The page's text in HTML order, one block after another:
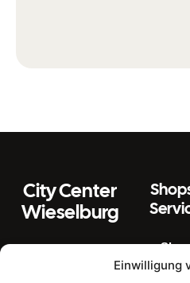
Einwilligung
City Center
Wieselburg
3250 Wieselburg